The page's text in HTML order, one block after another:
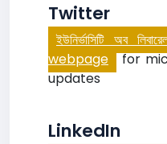
Twitter
ইউনির্ভাসিটি অব
webpage for
updates
LinkedIn